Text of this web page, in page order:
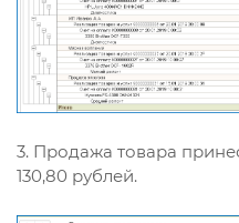
3. Продажа товара
130,80 рублей.